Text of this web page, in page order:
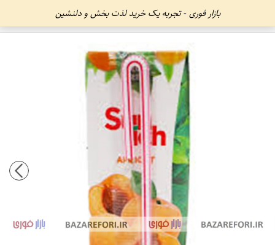
بازار فوری - تجربه یک خرید لذت بخش و دلنشین